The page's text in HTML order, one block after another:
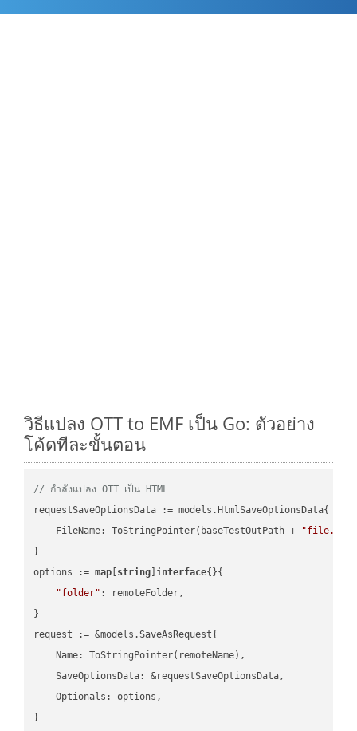
วิธีแปลง OTT to EMF เป็น Go: ตัวอย่าง
โค้ดทีละขั้นตอน
// กำลังแปลง OTT เป็น HTML
requestSaveOptionsData := models.HtmlSaveOptionsData{
    FileName: ToStringPointer(baseTestOutPath +
"file.OTT"
}
options := map string ]interface{}{
"folder" : remoteFolder,
}
request := &models.SaveAsRequest{
    Name: ToStringPointer(remoteName),
    SaveOptionsData: &requestSaveOptionsData,
    Optionals: options,
}